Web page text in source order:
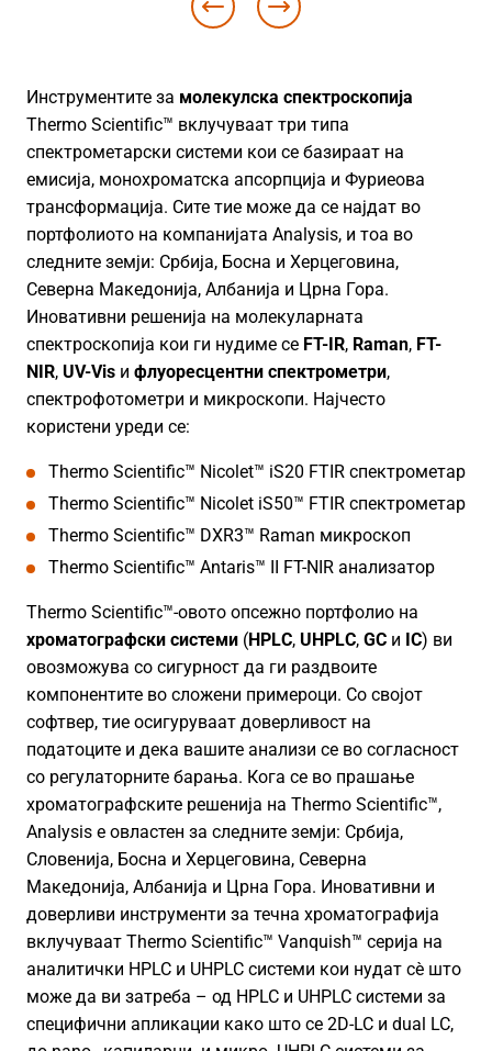
Инструментите за молекулска спектроскопија
Thermo Scientific™ вклучуваат три типа
спектрометарски системи кои се базираат на
емисија, монохроматска апсорпција и Фуриеова
трансформација. Сите тие може да се најдат во
портфолиото на компанијата Analysis, и тоа во
следните земји: Србија, Босна и Херцеговина,
Северна Македонија, Албанија и Црна Гора.
Иновативни решенија на молекуларната
спектроскопија кои ги нудиме се FT-IR, Raman, FT-
NIR, UV-Vis и флуоресцентни спектрометри,
спектрофотометри и микроскопи. Најчесто
користени уреди се:
Thermo Scientific™ Nicolet™ iS20 FTIR спектрометар
Thermo Scientific™ Nicolet iS50™ FTIR спектрометар
Thermo Scientific™ DXR3™ Raman микроскоп
Thermo Scientific™ Antaris™ II FT-NIR анализатор
Thermo Scientific™-овото опсежно портфолио на
хроматографски системи (HPLC, UHPLC, GC и IC) ви
овозможува со сигурност да ги раздвоите
компонентите во сложени примероци. Со својот
софтвер, тие осигуруваат доверливост на
податоците и дека вашите анализи се во согласност
со регулаторните барања. Кога се во прашање
хроматографските решенија на Thermo Scientific™,
Analysis е овластен за следните земји: Србија,
Словенија, Босна и Херцеговина, Северна
Македонија, Албанија и Црна Гора. Иновативни и
доверливи инструменти за течна хроматографија
вклучуваат Thermo Scientific™ Vanquish™ серија на
аналитички HPLC и UHPLC системи кои нудат сè што
може да ви затреба – од HPLC и UHPLC системи за
специфични апликации како што се 2D-LC и dual LC,